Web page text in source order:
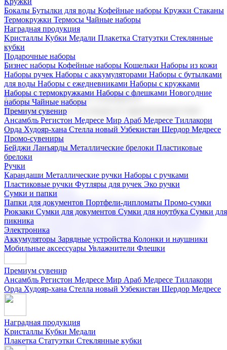
Бокалы Бутылки для воды Кофейные наборы Кружки Стаканы
Термокружки Термосы Чайные наборы
Наградная продукция
Kристаллы Кубки Медали Плакетка Статуэтки Стеклянные
кубки
Подарочные наборы
Бизнес наборы Кофейные наборы Кошельки Наборы из кожи
Наборы ручек Наборы с аккумуляторами Наборы с бутылками
для воды Наборы с ежедневниками Наборы с кружками
Наборы с термокружками Наборы с флешками Новогодние
наборы Чайные наборы
Премиум сувенир
Ансамбль Регистон Медресе Мир Араб Медресе Тиллакори
Орда Худояр-хана Стелла новый Узбекистан Шердор Медресе
Промо-сувениры
Бейджи Ланъярды Металлические брелоки Пластиковые
брелоки
Ручки
Карандаши Металлические ручки Наборы с ручками
Пластиковые ручки Футляры для ручек Эко ручки
Сумки и папки
Папки для документов Портфели-дипломаты Промо-сумки
Рюкзаки Сумки для документов Сумки для ноутбука Сумки для
пикника
Электроника
Аккумуляторы Зарядные устройства Колонки и наушники
Мобильные аксессуары Увлажнители Флешки
Корпоративные подарки
Поставка со склада и производство
Мы предлагаем широкий выбор корпоративных подарков и
сувениров с логотипом. В нашем каталоге вы найдете
продукцию для бизнеса, мероприятия и клиентов.
Подарочные наборы
Бизнес наборыКофейные наборы Кошельки
Наборы из кожиНаборы ручекНаборы с аккумуляторами
Наборы с бутылками для воды
Наборы с ежедневниками
Наборы с кружками
флешкамиНовогодние наборыЧайные наборы
Премиум сувенир
Ансамбль Регистон Медресе Мир Араб Медресе Тиллакори
Орда Худояр-хана Стелла новый Узбекистан Шердор Медресе
Наградная продукция
Kристаллы Кубки Медали
Плакетка Статуэтки Стеклянные кубки